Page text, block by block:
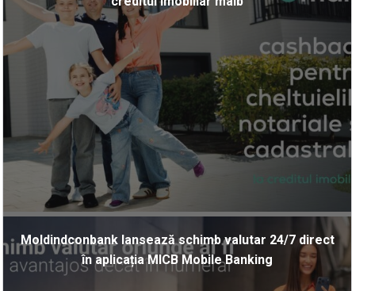
Moldindconbank lansează schimb valutar 24/7 direct
în aplicația MICB Mobile Banking